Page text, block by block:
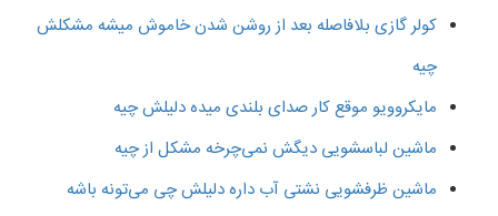
کولر گازی بلافاصله بعد از روشن شدن خاموش میشه مشکلش
چیه
مایکروویو موقع کار صدای بلندی میده دلیلش چیه
ماشین لباسشویی دیگش نمی‌چرخه مشکل از چیه
ماشین ظرفشویی نشتی آب داره دلیلش چی می‌تونه باشه